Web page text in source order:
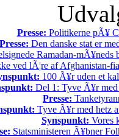
Presse: Politikerne pÃ¥
Presse: Den danske stat er
Ramadan-mÃ¥neds
ved lÃ¦re af Afghanistan-
100 Ã¥r uden et
Del 1: Tyve Ã¥r med
Presse:
Tyve Ã¥r med hetz
Synspunkt: Vores
Statsministeren Ã¥bner